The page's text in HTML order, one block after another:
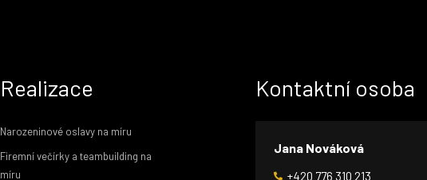
Realizace
Narozeninové oslavy na míru
Firemní večírky a teambuilding na
míru
Kontaktní osoba
Jana Nováková
+420 776 310 213